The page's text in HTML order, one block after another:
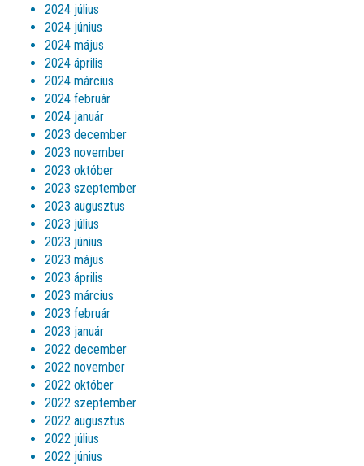
2024 július
2024 június
2024 május
2024 április
2024 március
2024 február
2024 január
2023 december
2023 november
2023 október
2023 szeptember
2023 augusztus
2023 július
2023 június
2023 május
2023 április
2023 március
2023 február
2023 január
2022 december
2022 november
2022 október
2022 szeptember
2022 augusztus
2022 július
2022 június